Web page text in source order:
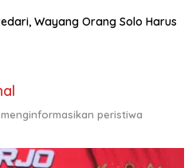
Wayang Orang Solo Harus
peristiwa